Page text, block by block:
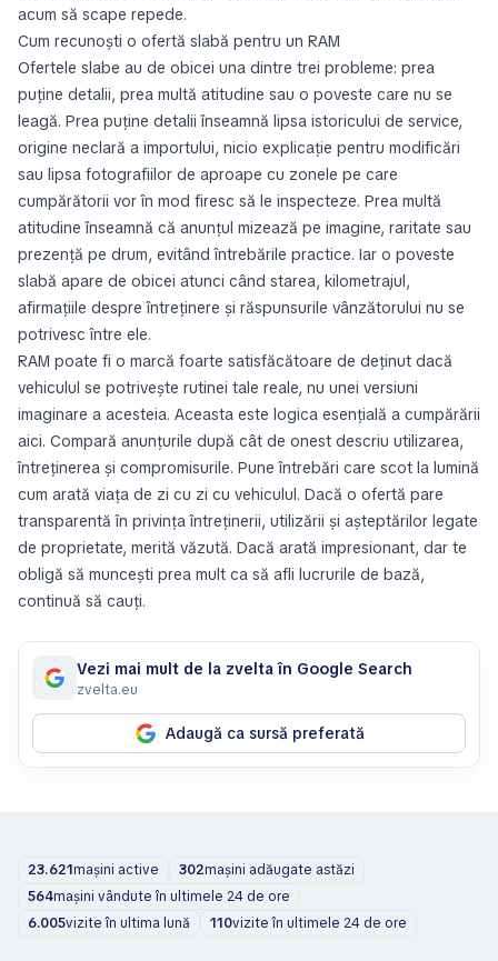
acum să scape repede.
Cum recunoști o ofertă slabă pentru un RAM
Ofertele slabe au de obicei una dintre trei probleme: prea
puține detalii, prea multă atitudine sau o poveste care nu se
leagă. Prea puține detalii înseamnă lipsa istoricului de service,
origine neclară a importului, nicio explicație pentru modificări
sau lipsa fotografiilor de aproape cu zonele pe care
cumpărătorii vor în mod firesc să le inspecteze. Prea multă
atitudine înseamnă că anunțul mizează pe imagine, raritate sau
prezență pe drum, evitând întrebările practice. Iar o poveste
slabă apare de obicei atunci când starea, kilometrajul,
afirmațiile despre întreținere și răspunsurile vânzătorului nu se
potrivesc între ele.
RAM poate fi o marcă foarte satisfăcătoare de deținut dacă
vehiculul se potrivește rutinei tale reale, nu unei versiuni
imaginare a acesteia. Aceasta este logica esențială a cumpărării
aici. Compară anunțurile după cât de onest descriu utilizarea,
întreținerea și compromisurile. Pune întrebări care scot la lumină
cum arată viața de zi cu zi cu vehiculul. Dacă o ofertă pare
transparentă în privința întreținerii, utilizării și așteptărilor legate
de proprietate, merită văzută. Dacă arată impresionant, dar te
obligă să muncești prea mult ca să afli lucrurile de bază,
continuă să cauți.
Vezi mai mult de la zvelta în Google Search
zvelta.eu
Adaugă ca sursă preferată
23.621mașini active 302mașini adăugate astăzi
564mașini vândute în ultimele 24 de ore
6.005vizite în ultima lună 110vizite în ultimele 24 de ore